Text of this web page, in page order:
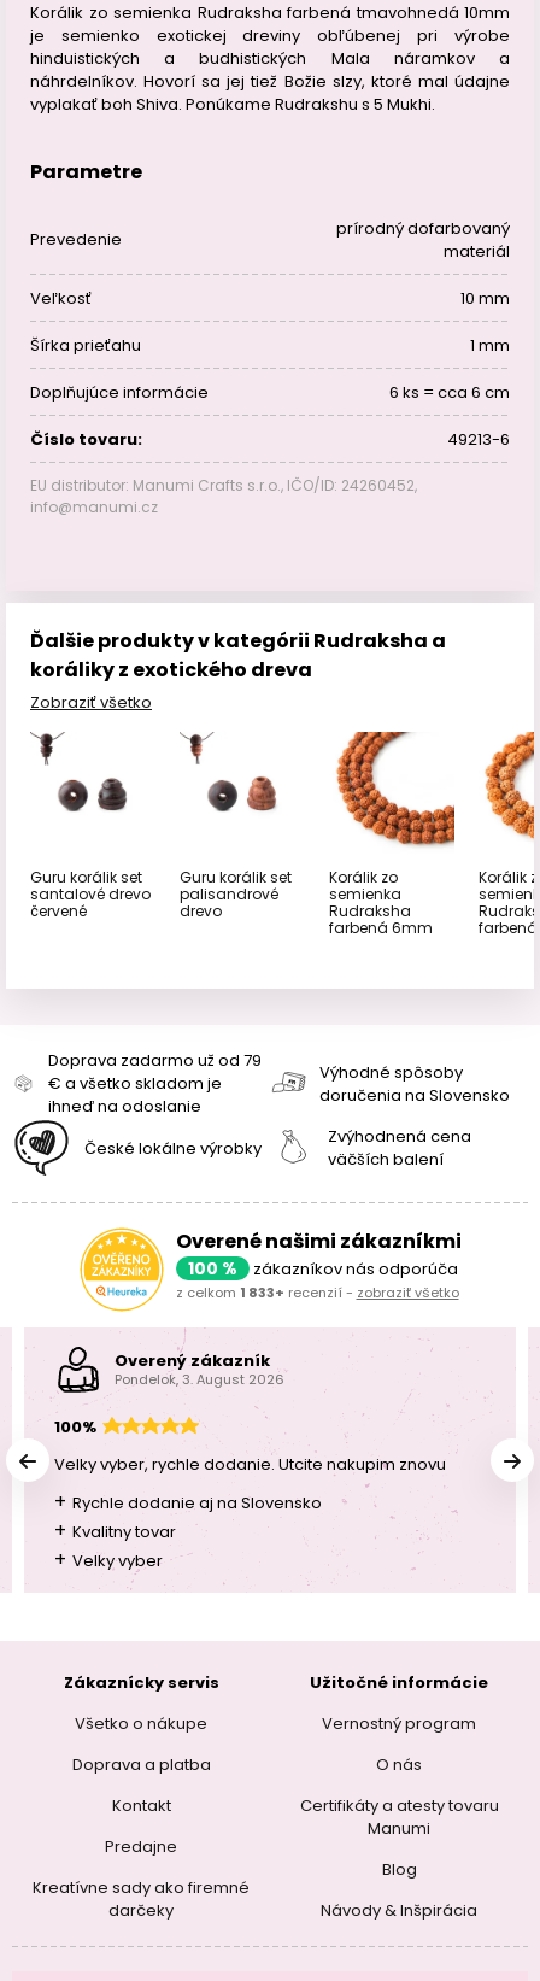
Korálik zo semienka Rudraksha farbená tmavohnedá 10mm
je semienko exotickej dreviny obľúbenej pri výrobe
hinduistických a budhistických Mala náramkov a
náhrdelníkov. Hovorí sa jej tiež Božie slzy, ktoré mal údajne
vyplakať boh Shiva. Ponúkame Rudrakshu s 5 Mukhi.
Parametre
Prevedenie
prírodný dofarbovaný
materiál
Veľkosť 10 mm
Šírka prieťahu 1 mm
Doplňujúce informácie 6 ks = cca 6 cm
Číslo tovaru: 49213-6
EU distributor: Manumi Crafts s.r.o., IČO/ID: 24260452,
info@manumi.cz
Ďalšie produkty v kategórii Rudraksha a
koráliky z exotického dreva
Zobraziť všetko
Guru korálik set
santalové drevo
červené
Guru korálik set
palisandrové
drevo
Korálik zo
semienka
Rudraksha
farbená 6mm
Korálik
Doprava zadarmo už od 79
€ a všetko skladom je
ihneď na odoslanie
Výhodné spôsoby
doručenia na Slovensko
České lokálne výrobky
Zvýhodnená cena
väčších balení
Overené našimi zákazníkmi
100 % zákazníkov nás odporúča
z celkom 1 833+ recenzií - zobraziť všetko
Overený zákazník
Pondelok, 3. August 2026
100%
Velky vyber, rychle dodanie. Utcite nakupim znovu
+ Rychle dodanie aj na Slovensko
+ Kvalitny tovar
+ Velky vyber
Zákaznícky servis
Všetko o nákupe
Doprava a platba
Kontakt
Predajne
Kreatívne sady ako firemné
darčeky
Užitočné informácie
Vernostný program
O nás
Certifikáty a atesty tovaru
Manumi
Blog
Návody & Inšpirácia